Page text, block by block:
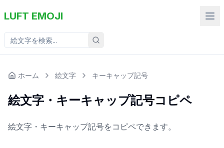
LUFT EMOJI
ホーム 絵文字 キーキャップ記号
絵文字・キーキャップ記号コピペ
絵文字・キーキャップ記号をコピペできます。